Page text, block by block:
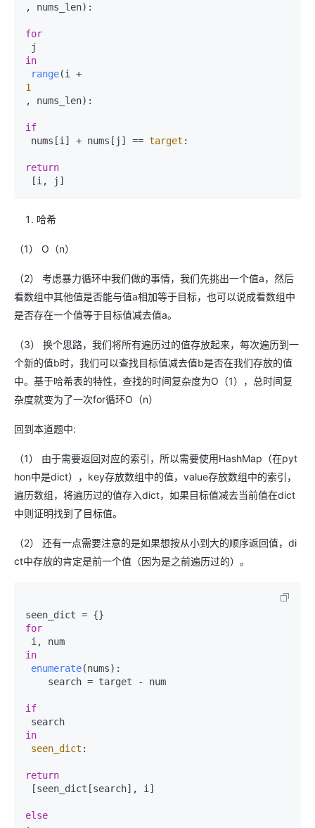
, nums_len):
for
in
range
1
, nums_len):
if
nums[i] + nums[j] == target :
return
哈希
（1） O（n）
（2） 考虑暴力循环中我们做的事情，我们先挑出一个值a，然后
看数组中其他值是否能与值a相加等于目标，也可以说成看数组中
是否存在一个值等于目标值减去值a。
（3） 换个思路，我们将所有遍历过的值存放起来，每次遍历到一
个新的值b时，我们可以查找目标值减去值b是否在我们存放的值
中。基于哈希表的特性，查找的时间复杂度为O（1），总时间复
杂度就变为了一次for循环O（n）
回到本道题中:
（1） 由于需要返回对应的索引，所以需要使用HashMap（在pyt
hon中是dict），key存放数组中的值，value存放数组中的索引，
遍历数组，将遍历过的值存入dict，如果目标值减去当前值在dict
中则证明找到了目标值。
（2） 还有一点需要注意的是如果想按从小到大的顺序返回值，di
ct中存放的肯定是前一个值（因为是之前遍历过的）。
for
in
enumerate(nums):
if
in
seen_dict :
return
else